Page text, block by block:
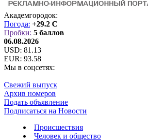
Академгородок:
Погода: +29.2 C
Пробки: 5 баллов
06.08.2026
USD: 81.13
EUR: 93.58
Мы в соцсетях:
Свежий выпуск
Архив номеров
Подать объявление
Подписаться на Новости
Происшествия
Человек и общество